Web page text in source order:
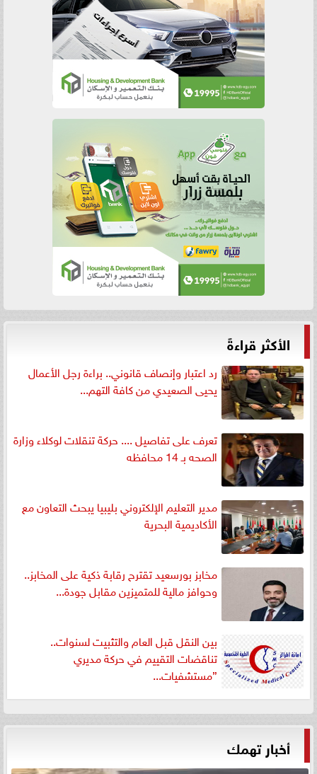
الأكثر قراءةً
رد اعتبار وإنصاف قانوني.. براءة رجل الأعمال
يحيى الصعيدي من كافة التهم...
تعرف على تفاصيل .... حركة تنقلات لوكلاء وزارة
الصحه بـ 14 محافظه
مدير التعليم الإلكتروني بليبيا يبحث التعاون مع
الأكاديمية البحرية
مخابز بورسعيد تقترح رقابة ذكية على المخابز..
وحوافز مالية للمتميزين مقابل جودة...
بين النقل قبل العام والتثبيت لسنوات..
تناقضات التقييم في حركة مديري
”مستشفيات...
أخبار تهمك